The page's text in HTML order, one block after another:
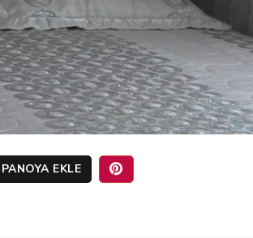
PANOYA EKLE